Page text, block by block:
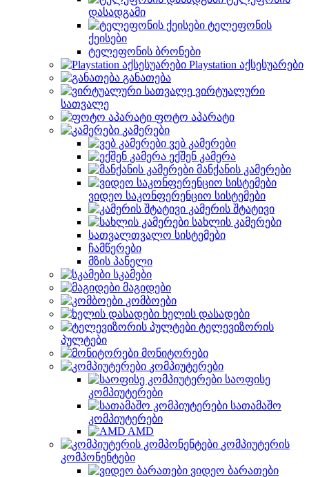
დასადგამი
ტელეფონის
ქეისები
ტელეფონის ბრონები
Playstation აქსესუარები
განათება
ვირტუალური
სათვალე
ფოტო აპარატი
კამერები
ვებ კამერები
ექშენ კამერა
მანქანის კამერები
ვიდეო საკონფერენციო სისტემები
კამერის შტატივი
სახლის კამერები
სათვალთვალო სისტემები
ჩამწერები
მზის პანელი
სკამები
მაგიდები
კომბოები
ხელის დასადები
ტელევიზორის
პულტები
მონიტორები
კომპიუტერები
საოფისე
კომპიუტერები
სათამაშო
კომპიუტერები
AMD
კომპიუტერის
კომპონენტები
ვიდეო ბარათები